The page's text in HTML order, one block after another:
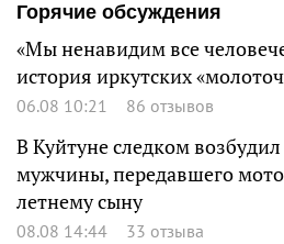
Горячие обсуждения
«Мы ненавидим все
история иркутских
06.08 10:21 86 отзывов
В Куйтуне следком
мужчины, передавшего
летнему сыну
08.08 14:44 33 отзыва